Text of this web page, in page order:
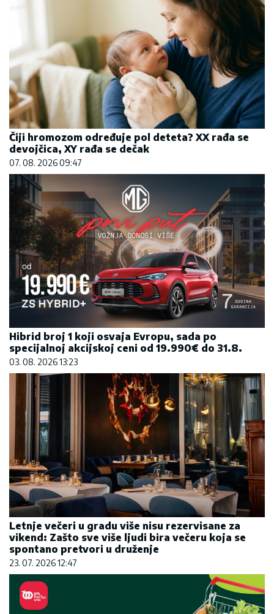
Čiji hromozom određuje pol deteta? XX rađa se
devojčica, XY rađa se dečak
07. 08. 2026 09:47
Hibrid broj 1 koji osvaja Evropu, sada po
specijalnoj akcijskoj ceni od 19.990€ do 31.8.
03. 08. 2026 13:23
Letnje večeri u gradu više nisu rezervisane za
vikend: Zašto sve više ljudi bira večeru koja se
spontano pretvori u druženje
23. 07. 2026 12:47